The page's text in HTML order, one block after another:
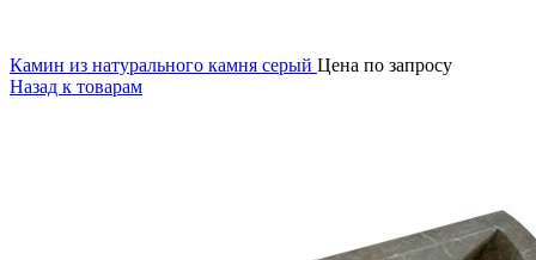
Камин из натурального камня серый Цена по запросу
Назад к товарам